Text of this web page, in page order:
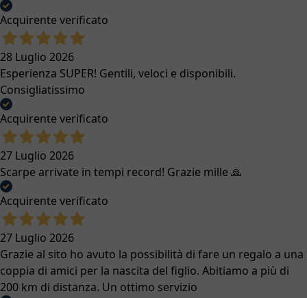
Acquirente verificato
28 Luglio 2026
Esperienza SUPER! Gentili, veloci e disponibili.
Consigliatissimo
Acquirente verificato
27 Luglio 2026
Scarpe arrivate in tempi record! Grazie mille 🙏
Acquirente verificato
27 Luglio 2026
Grazie al sito ho avuto la possibilità di fare un regalo a una
coppia di amici per la nascita del figlio. Abitiamo a più di
200 km di distanza. Un ottimo servizio